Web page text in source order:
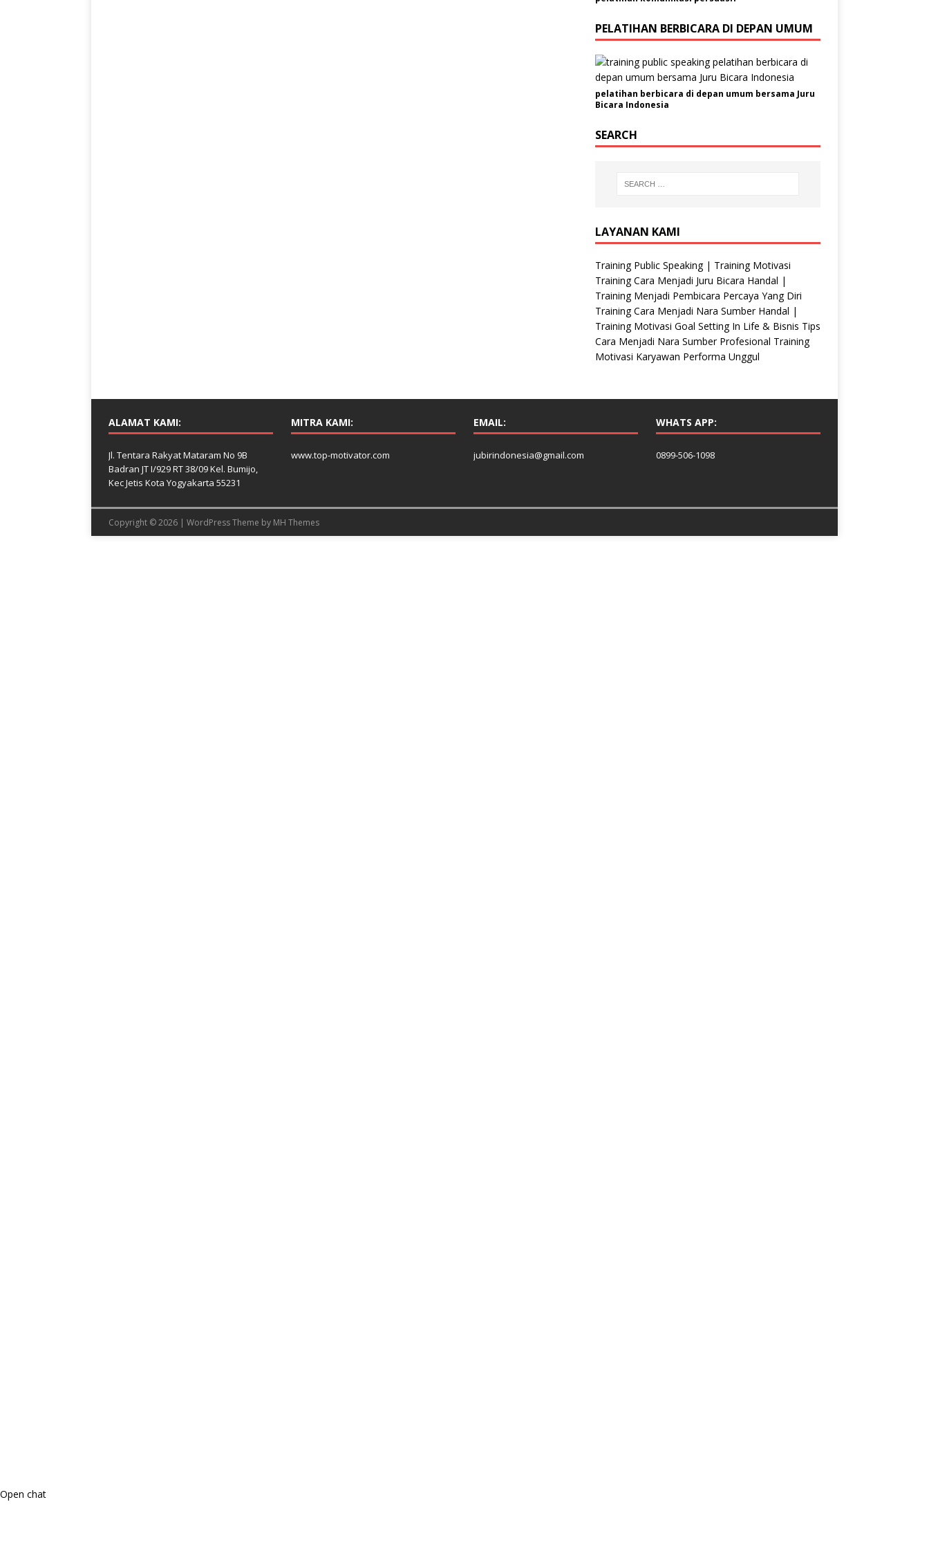
PELATIHAN BERBICARA DI DEPAN UMUM
pelatihan berbicara di depan umum bersama Juru
Bicara Indonesia
SEARCH
LAYANAN KAMI
Training Public Speaking | Training Motivasi
Training Cara Menjadi Juru Bicara Handal |
Training Menjadi Pembicara Percaya Yang Diri
Training Cara Menjadi Nara Sumber Handal |
Training Motivasi Goal Setting In Life & Bisnis Tips
Cara Menjadi Nara Sumber Profesional Training
Motivasi Karyawan Performa Unggul
ALAMAT KAMI:
Jl. Tentara Rakyat Mataram No 9B
Badran JT I/929 RT 38/09 Kel. Bumijo,
Kec Jetis Kota Yogyakarta 55231
MITRA KAMI:
www.top-motivator.com
EMAIL:
jubirindonesia@gmail.com
WHATS APP:
0899-506-1098
Copyright © 2026 | WordPress Theme by MH Themes
Open chat